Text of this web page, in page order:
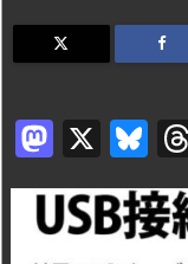
M
a
st
o
X
Bl
u
e
s